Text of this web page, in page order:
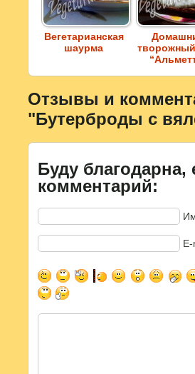
Вегетарианская
шаурма
Отзывы и
"Бутерброды с
Буду благодарна,
комментарий: